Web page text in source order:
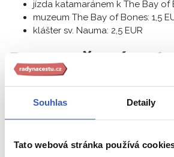
Souhlas Detaily
Tato webová stránka používá
jízda katamaránem k The Bay of
muzeum The Bay of Bones: 1,5
klášter sv. Nauma: 2,5 EUR
Doporučené
Túry jsou v náročnějším a nerovném